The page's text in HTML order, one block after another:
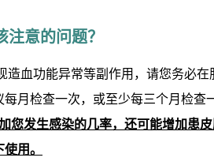
意的问题？
血功能异常等副作用，请您务必
月检查一次，或至少每三个月检查
您发生感染的几率，还可能增加患
用。